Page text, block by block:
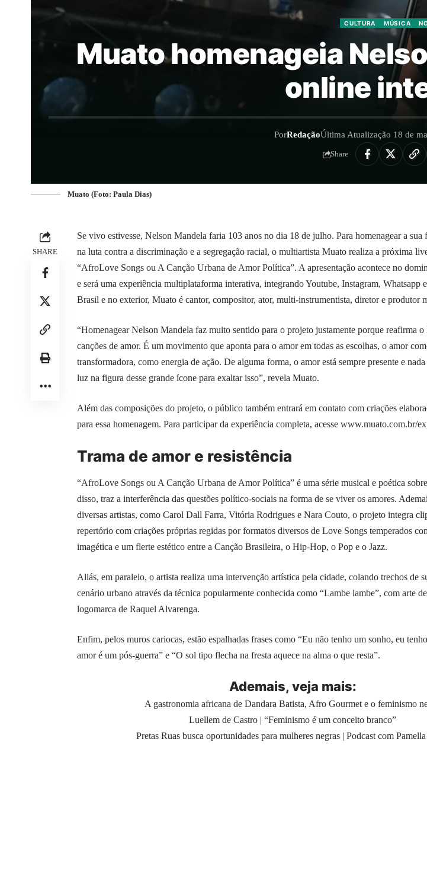
CULTURA MÚSICA
Muato homenageia
online
PorRedaçãoÚltima Atualização 18 de
Share
Muato (Foto: Paula Dias)
SHARE
Se vivo estivesse, Nelson Mandela faria 103 anos no dia 18 de julho. Para homenagear a sua
na luta contra a discriminação e a segregação racial, o multiartista Muato realiza a próxima
“AfroLove Songs ou A Canção Urbana de Amor Política”. A apresentação acontece no
e será uma experiência multiplataforma interativa, integrando Youtube, Instagram, Whatsapp
Brasil e no exterior, Muato é cantor, compositor, ator, multi-instrumentista, diretor e produtor
“Homenagear Nelson Mandela faz muito sentido para o projeto justamente porque reafirma o
canções de amor. É um movimento que aponta para o amor em todas as escolhas, o amor
transformadora, como energia de ação. De alguma forma, o amor está sempre presente e
luz na figura desse grande ícone para exaltar isso”, revela Muato.
Além das composições do projeto, o público também entrará em contato com criações
para essa homenagem. Para participar da experiência completa, acesse www.muato.com.br/
Trama de amor e resistência
“AfroLove Songs ou A Canção Urbana de Amor Política” é uma série musical e poética
disso, traz a interferência das questões político-sociais na forma de se viver os amores.
diversas artistas, como Carol Dall Farra, Vitória Rodrigues e Nara Couto, o projeto integra
repertório com criações próprias regidas por formatos diversos de Love Songs temperados
imagética e um flerte estético entre a Canção Brasileira, o Hip-Hop, o Pop e o Jazz.
Aliás, em paralelo, o artista realiza uma intervenção artística pela cidade, colando trechos de
cenário urbano através da técnica popularmente conhecida como “Lambe lambe”, com arte
logomarca de Raquel Alvarenga.
Enfim, pelos muros cariocas, estão espalhadas frases como “Eu não tenho um sonho, eu
amor é um pós-guerra” e “O sol tipo flecha na fresta aquece na alma o que resta”.
Ademais, veja mais:
A gastronomia africana de Dandara Batista, Afro Gourmet e o feminismo
Luellem de Castro | “Feminismo é um conceito branco”
Pretas Ruas busca oportunidades para mulheres negras | Podcast com